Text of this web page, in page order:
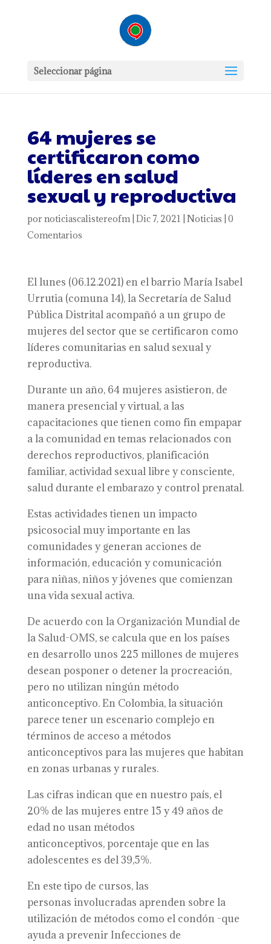
Seleccionar página
64 mujeres se
certificaron como
líderes en salud
sexual y reproductiva
por noticiascalistereofm| Dic 7, 2021 Noticias 0
Comentarios
El lunes (06.12.2021) en el barrio María Isabel
Urrutia (comuna 14), la Secretaría de Salud
Pública Distrital acompañó a un grupo de
mujeres del sector que se certificaron como
líderes comunitarias en salud sexual y
reproductiva.
Durante un año, 64 mujeres asistieron, de
manera presencial y virtual, a las
capacitaciones que tienen como fin empapar
a la comunidad en temas relacionados con
derechos reproductivos, planificación
familiar, actividad sexual libre y consciente,
salud durante el embarazo y control prenatal.
Estas actividades tienen un impacto
psicosocial muy importante en las
comunidades y generan acciones de
información, educación y comunicación
para niñas, niños y jóvenes que comienzan
una vida sexual activa.
De acuerdo con la Organización Mundial de
la Salud-OMS, se calcula que en los países
en desarrollo unos 225 millones de mujeres
desean posponer o detener la procreación,
pero no utilizan ningún método
anticonceptivo. En Colombia, la situación
parece tener un escenario complejo en
términos de acceso a métodos
anticonceptivos para las mujeres que habitan
en zonas urbanas y rurales.
Las cifras indican que en nuestro país, el
20% de las mujeres entre 15 y 49 años de
edad no usan métodos
anticonceptivos, porcentaje que en las
adolescentes es del 39,5%.
En este tipo de cursos, las
personas involucradas aprenden sobre la
utilización de métodos como el condón -que
ayuda a prevenir Infecciones de